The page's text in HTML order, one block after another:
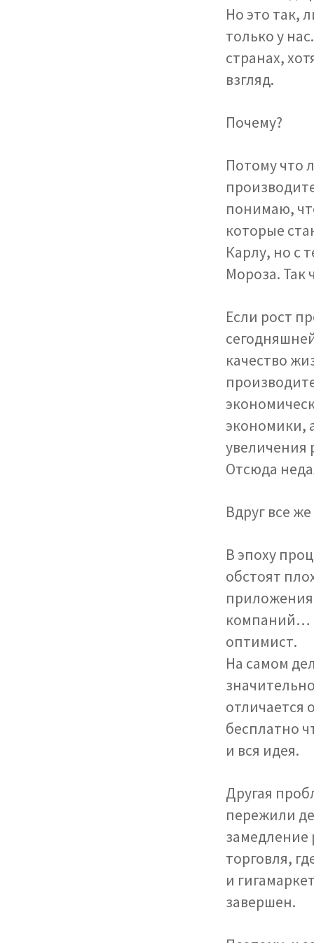
Но это так,
только у
странах,
взгляд.
Почему?
Потому что
понимаю,
которые
Карлу, но с
Мороза. Так
Если рост
качество
экономики,
увеличения
Отсюда
Вдруг все
В эпоху
обстоят
компаний…
оптимист.
На самом
отличается
бесплатно
и вся идея.
Другая
пережили
замедление
торговля,
и
завершен.